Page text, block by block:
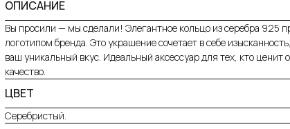
ОПИСАНИЕ
Вы просили — мы сделали! Элегантное кольцо из серебра 925
логотипом бренда. Это украшение сочетает в себе
ваш уникальный вкус. Идеальный аксессуар для тех, кто ценит
качество.
ЦВЕТ
Серебристый.